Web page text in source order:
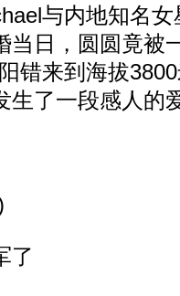
与内地知名
当日，圆圆竟被
错来到海拔
生了一段感人的
了